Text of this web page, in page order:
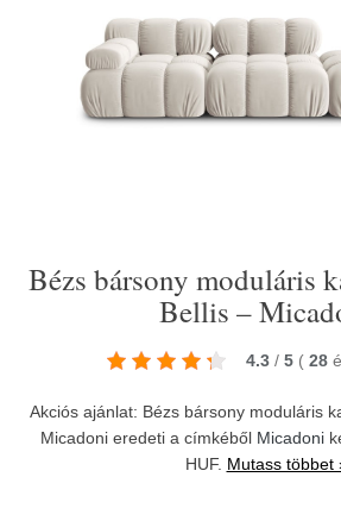
Bézs bársony moduláris
Bellis –
4.3 / 5 ( 28
Akciós ajánlat: Bézs bársony moduláris
Micadoni eredeti a címkéből Micadoni
HUF. Mutass többet